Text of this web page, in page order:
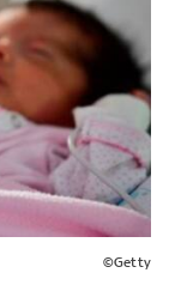
©Getty